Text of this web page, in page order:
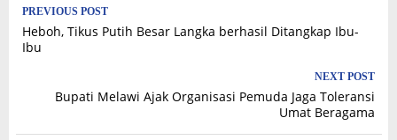
Post
navigation
PREVIOUS POST
Heboh, Tikus Putih Besar Langka berhasil Ditangkap Ibu-
Ibu
NEXT POST
Bupati Melawi Ajak Organisasi Pemuda Jaga Toleransi
Umat Beragama